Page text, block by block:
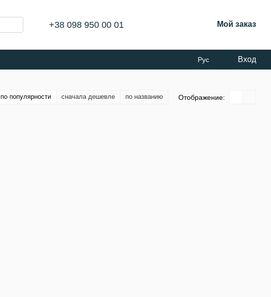
+38 098 950 00 01 Мой заказ
Рус Вход
по популярности сначала дешевле по названию Отображение: